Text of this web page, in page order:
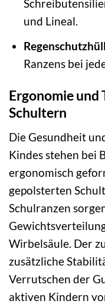
und Lineal.
Ranzens bei
Ergonomie
Schultern
Die Gesundheit
Kindes stehen bei
ergonomisch
gepolsterten
Schulranzen
Wirbelsäule. Der
zusätzliche
Verrutschen der
aktiven Kindern